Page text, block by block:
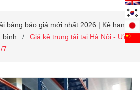
bảng báo giá mới nhất 2026 | Kệ hạng
bình
/
Giá kệ trung tải tại Hà Nội - Ưu
7